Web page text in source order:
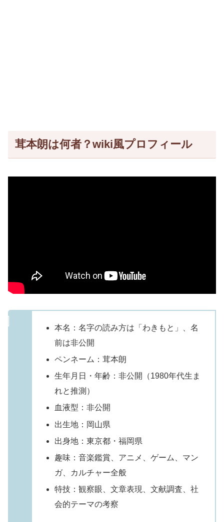
茸本朗は何者？wiki風プロフィール
本名：名字の読み方は「わきもと」、名
前は非公開
ペンネーム：茸本朗
生年月日・年齢：非公開（1980年代生ま
れと推測）
血液型：非公開
出生地：岡山県
出身地：東京都・福岡県
趣味：音楽鑑賞、アニメ、ゲーム、マン
ガ、カルチャー全般
特技：観察眼、文章表現、文献調査、社
会的テーマの考察